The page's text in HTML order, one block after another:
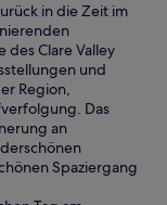
in die Zeit im
des Clare Valley
und
Region,
Das
an
Spaziergang